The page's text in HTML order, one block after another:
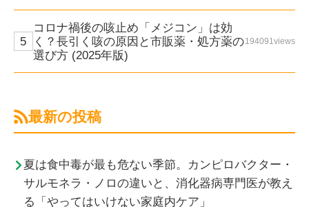
コロナ禍後の咳止め「メジコン」は効
く？長引く咳の原因と市販薬・処方薬の
選び方 (2025年版)
194091views
最新の投稿
夏は食中毒が最も危ない季節。カンピロバクター・
サルモネラ・ノロの違いと、消化器病専門医が教え
る「やってはいけない家庭内ケア」